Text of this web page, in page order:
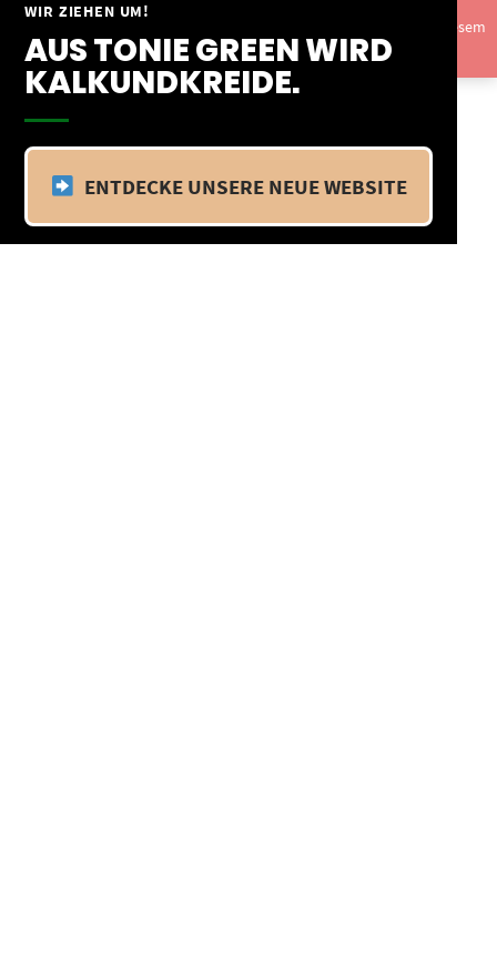
WIR ZIEHEN UM!
AUS TONIE GREEN WIRD
KALKUNDKREIDE.
ENTDECKE UNSERE NEUE WEBSITE
Springe
Inhalt
Vom 09.04.25 - 20.04.25 befinden wir uns im Betriebsurlaub. In diesem
Zeitraum findet kein Versand statt.Ausblenden